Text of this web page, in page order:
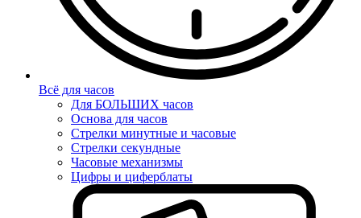
Всё для часов
Для БОЛЬШИХ часов
Основа для часов
Стрелки минутные и часовые
Стрелки секундные
Часовые механизмы
Цифры и циферблаты